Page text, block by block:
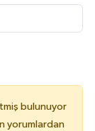
bulunuyor
yorumlardan